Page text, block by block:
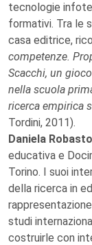
tecnologie
formativi. Tra le
casa editrice,
competenze.
Scacchi, un
nella scuola
ricerca empirica
Tordini, 2011).
Daniela Robasto
educativa e
Torino. I suoi
della ricerca in
studi
costruirle con